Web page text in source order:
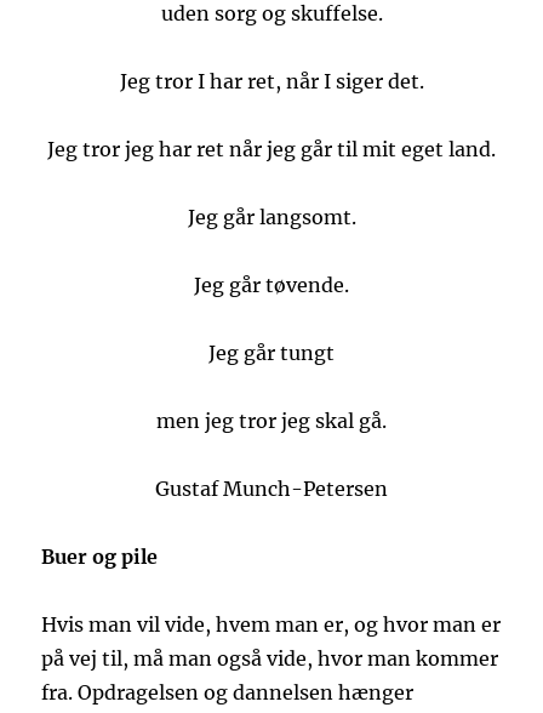
uden sorg og skuffelse.
Jeg tror I har ret, når I siger det.
Jeg tror jeg har ret når jeg går til mit eget land.
Jeg går langsomt.
Jeg går tøvende.
Jeg går tungt
men jeg tror jeg skal gå.
Gustaf Munch-Petersen
Buer og pile
Hvis man vil vide, hvem man er, og hvor man er
på vej til, må man også vide, hvor man kommer
fra. Opdragelsen og dannelsen hænger